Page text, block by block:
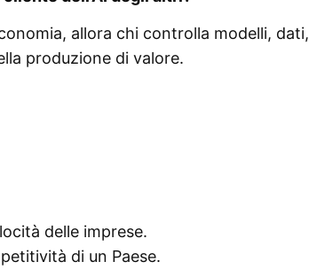
allora chi controlla modelli, dati,
produzione di valore.
delle imprese.
di un Paese.